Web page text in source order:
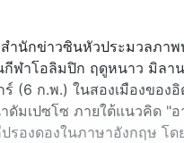
ำนักข่าวซินหัวประมวลภาพ
กีฬาโอลิมปิก ฤดูหนาว มิลา
(6 ก.พ.) ในสองเมืองของ
ดัมเปซโซ ภายใต้แนวคิด "อ
รองดองในภาษาอังกฤษ โด